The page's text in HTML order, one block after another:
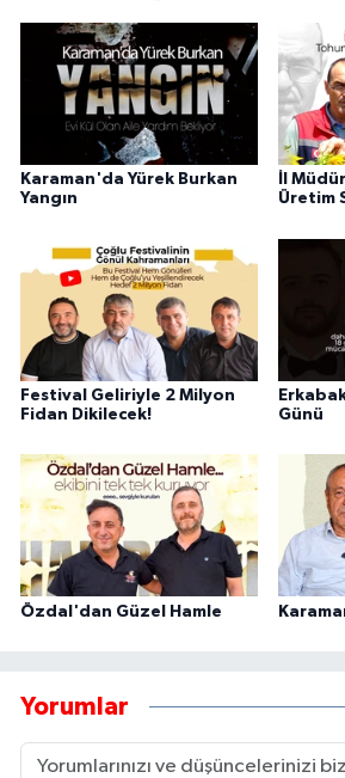
Karaman'da Yürek Burkan
Yangın
İl
Üretim
Festival Geliriyle 2 Milyon
Fidan Dikilecek!
Günü
Özdal'dan Güzel Hamle
Yorumlar